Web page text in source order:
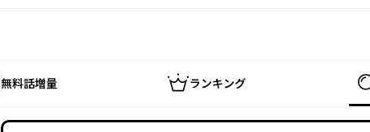
無料話増量 ランキング